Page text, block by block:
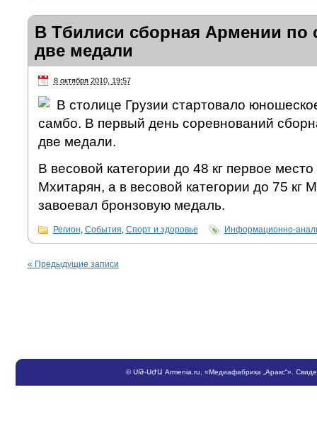
В Тбилиси сборная Армении по
две медали
8 октября 2010, 19:57
В столице Грузии стартовало
самбо. В первый день соревнований
две медали.
В весовой категории до 48 кг первое место
Мхитарян, а в весовой категории до 75 кг
завоевал бронзовую медаль.
Регион, События, Спорт и здоровье Информационно-
« Предыдущие записи
©ՍԹ-ՍԺԱ Armenia.ru , «Медиафабрика „Аракс“».